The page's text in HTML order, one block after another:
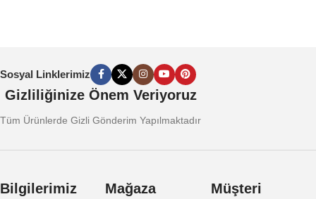
Sosyal Linklerimiz
Gizliliğinize Önem Veriyoruz
Tüm Ürünlerde Gizli Gönderim Yapılmaktadır
Bilgilerimiz Mağaza
Müşteri